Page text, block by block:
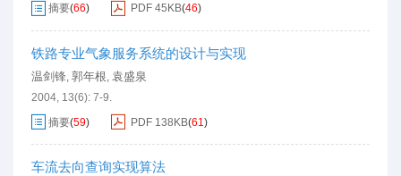
摘要(66) PDF 45KB(46)
铁路专业气象服务系统的设计与实现
温剑锋 郭年根 袁盛泉
2004, 13(6): 7-9.
摘要(59) PDF 138KB(61 )
车流去向查询实现算法